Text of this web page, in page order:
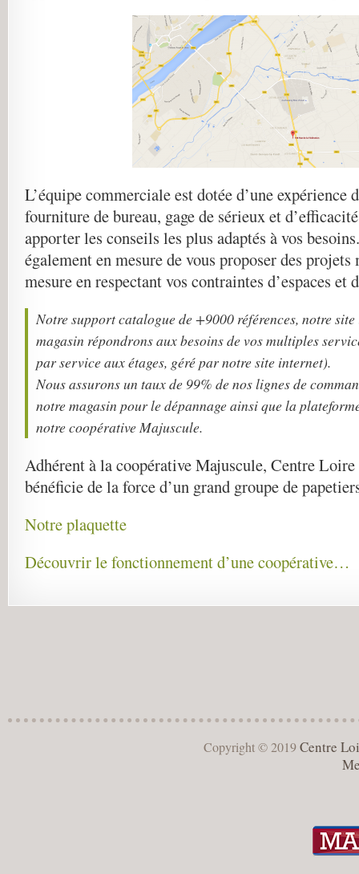
L’équipe commerciale est dotée d’une expérience
fourniture de bureau, gage de sérieux et
apporter les conseils les plus adaptés à vos
également en mesure de vous proposer des
mesure en respectant vos contraintes d’espaces et
Notre support catalogue de +9000 références, notre
magasin répondrons aux besoins de vos multiples
par service aux étages, géré par notre site internet).
Nous assurons un taux de 99% de nos lignes de
notre magasin pour le dépannage ainsi que la
notre coopérative Majuscule.
Adhérent à la coopérative Majuscule, Centre Loire
bénéficie de la force d’un grand groupe de
Notre plaquette
Découvrir le fonctionnement d’une coopérative…
Copyright © 2019Centre